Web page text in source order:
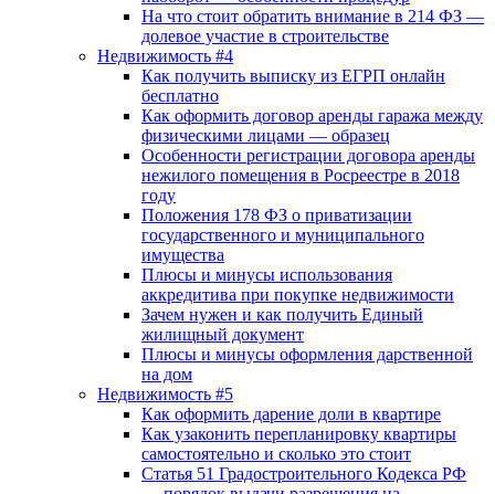
На что стоит обратить внимание в 214 ФЗ —
долевое участие в строительстве
Недвижимость #4
Как получить выписку из ЕГРП онлайн
бесплатно
Как оформить договор аренды гаража между
физическими лицами — образец
Особенности регистрации договора аренды
нежилого помещения в Росреестре в 2018
году
Положения 178 ФЗ о приватизации
государственного и муниципального
имущества
Плюсы и минусы использования
аккредитива при покупке недвижимости
Зачем нужен и как получить Единый
жилищный документ
Плюсы и минусы оформления дарственной
на дом
Недвижимость #5
Как оформить дарение доли в квартире
Как узаконить перепланировку квартиры
самостоятельно и сколько это стоит
Статья 51 Градостроительного Кодекса РФ